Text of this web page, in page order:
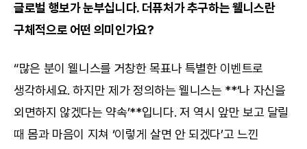
글로벌 행보가 눈부십니다. 더퓨처가 추구하는 웰니스란
구체적으로 어떤 의미인가요?
“많은 분이 웰니스를 거창한 목표나 특별한 이벤트로
생각하세요. 하지만 제가 정의하는 웰니스는 **‘나 자신을
외면하지 않겠다는 약속’**입니다. 저 역시 앞만 보고 달릴
때 몸과 마음이 지쳐 ‘이렇게 살면 안 되겠다’고 느낀